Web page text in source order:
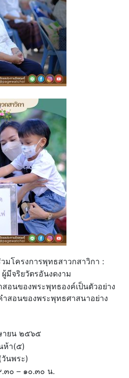
มโครงการพุทธสาวกสาวิกา :
มีจริยวัตรอันงดงาม
สอนของพระพุทธองค์เป็นตัวอย่าง
สอนของพระพุทธศาสนาอย่าง
ายน ๒๕๖๕
ห้า(๕)
นพระ)
.๓๐ – ๑๐.๓๐ น.